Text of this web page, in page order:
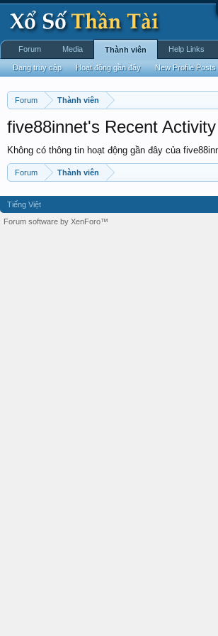
Forum Thành viên
five88innet's Recent Activity
Không có thông tin hoạt động gần đây của
Forum Thành viên
Forum Media Thành viên
Đang truy cập Hoạt động gần đây New Profile Posts
Help Links
Tiếng Việt
Forum software by XenForo™